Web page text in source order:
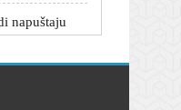
2026.